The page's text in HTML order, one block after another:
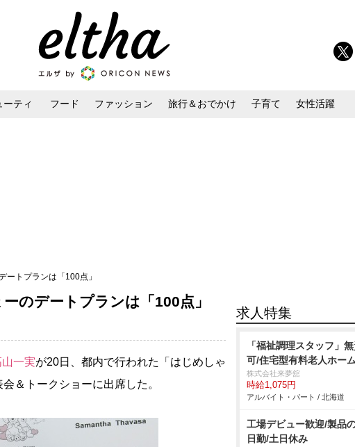
ーティ フード ファッション 旅行＆おでかけ 子育て 女性活躍
ートプランは「100点」
のデートプランは「100点」
一実が20日、都内で行われた「はじめしゃ
＆トークショーに出席した。
求人特集
「福祉調理スタッフ」
可/住宅型有料老人ホーム
株式会社来夢舘
時給1,075円
アルバイト・パート / 北海道
工場デビュー歓迎/製品
日勤/土日休み